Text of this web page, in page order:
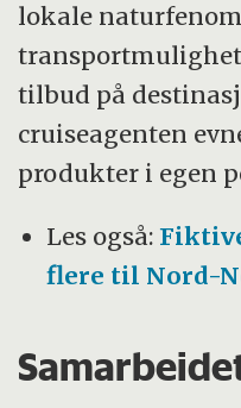
lokale
tilbud på
cruiseagenten
produkter i egen
Les også:
flere til Nord-